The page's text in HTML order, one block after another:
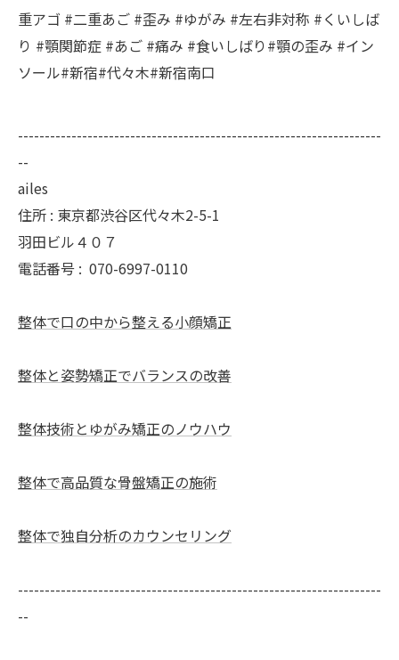
重アゴ #二重あご #歪み #ゆがみ #左右非対称 #くいしば
り #顎関節症 #あご #痛み #食いしばり#顎の歪み #イン
ソール#新宿#代々木#新宿南口
--------------------------------------------------------------------
--
ailes
住所 : 東京都渋谷区代々木2-5-1
羽田ビル４０７
電話番号 : 070-6997-0110
整体で口の中から整える小顔矯正
整体と姿勢矯正でバランスの改善
整体技術とゆがみ矯正のノウハウ
整体で高品質な骨盤矯正の施術
整体で独自分析のカウンセリング
--------------------------------------------------------------------
--